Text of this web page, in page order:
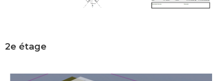
2e étage